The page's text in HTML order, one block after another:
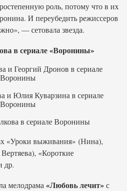
роль, потому что в их
И переубедить режиссеров
— сетовала звезда.
в сериале «Воронины»
«Уроки выживания» (Нина),
«Короткие
др.
мелодрама «Любовь лечит»с